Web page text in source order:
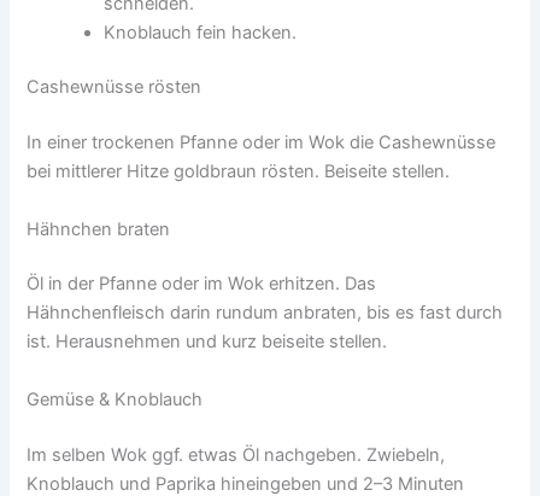
Knoblauch fein hacken.
Cashewnüsse rösten
In einer trockenen Pfanne oder im Wok die Cashewnüsse
bei mittlerer Hitze goldbraun rösten. Beiseite stellen.
Hähnchen braten
Öl in der Pfanne oder im Wok erhitzen. Das
Hähnchenfleisch darin rundum anbraten, bis es fast durch
ist. Herausnehmen und kurz beiseite stellen.
Gemüse & Knoblauch
Im selben Wok ggf. etwas Öl nachgeben. Zwiebeln,
Knoblauch und Paprika hineingeben und 2–3 Minuten